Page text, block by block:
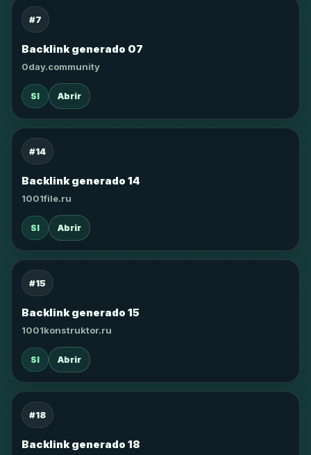
#7
Backlink generado 07
0day.community
SI Abrir
#14
Backlink generado 14
1001file.ru
SI Abrir
#15
Backlink generado 15
1001konstruktor.ru
SI Abrir
#18
Backlink generado 18